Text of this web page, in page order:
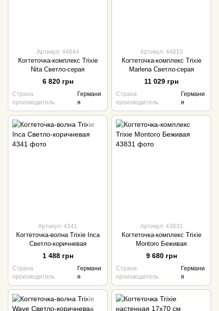
Артикул: 44644
Когтеточка-комплекс Trixie
Nita Светло-серая
6 820 грн
Страна
производитель
Германи
я
Артикул: 44810
Когтеточка-комплекс Trixie
Marlena Светло-серая
11 029 грн
Страна
производитель
Германи
я
Артикул: 4341
Когтеточка-волна Trixie Inca
Светло-коричневая
1 488 грн
Страна
производитель
Германи
я
Артикул: 43831
Когтеточка-комплекс Trixie
Montoro Беживая
9 680 грн
Страна
производитель
Германи
я